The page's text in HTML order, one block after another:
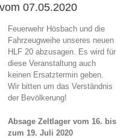
07.05.2020
Feuerwehr Hösbach und die
Fahrzeugweihe unseres neuen
HLF 20 abzusagen. Es wird für
diese Veranstaltung auch
keinen Ersatztermin geben.
Wir bitten um das Verständnis
der Bevölkerung!
Absage Zeltlager vom 16. bis
zum 19. Juli 2020